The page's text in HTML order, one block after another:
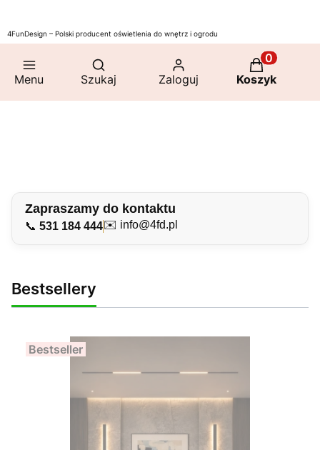
4FunDesign – Polski producent oświetlenia do wnętrz i ogrodu
Menu
Otwórz wyszukiwarkę
Szukaj Zaloguj
Produkty
Koszyk
Lampy
wiszące
Lampy
sufitowe
Kinkiety
Oświetlenie
schodowe
Oświetlenie
szynowe
Zapraszamy do kontaktu
📞 531 184 444✉️ info@4fd.pl
Bestsellery
Bestseller